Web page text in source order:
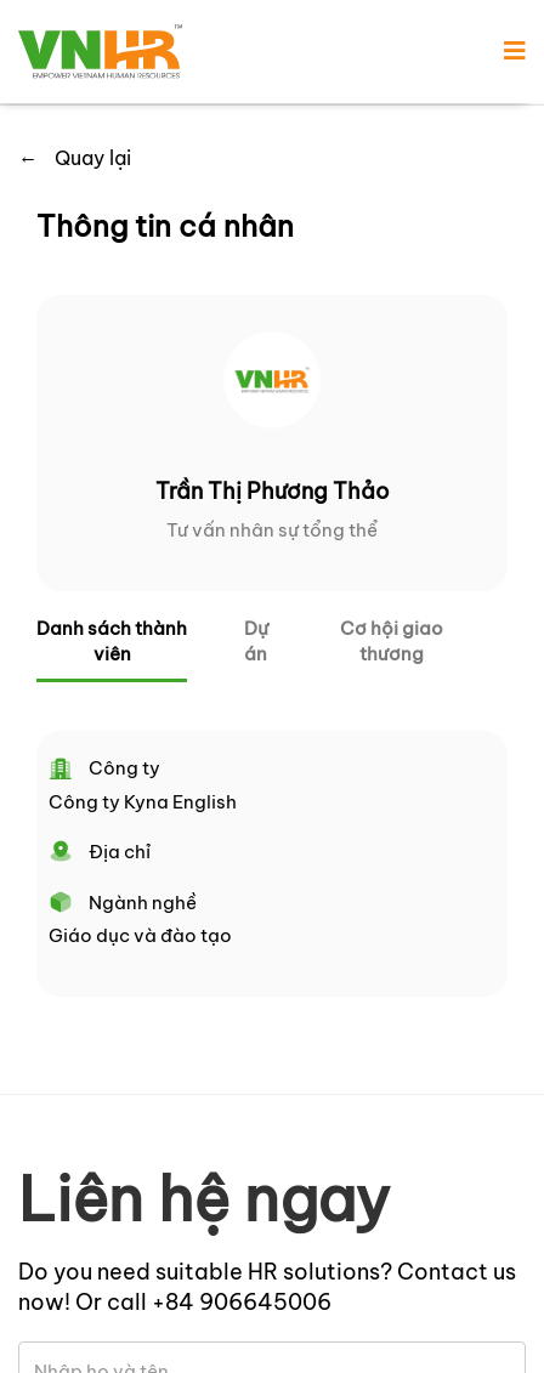
← Quay lại
Thông tin cá nhân
Trần Thị Phương Thảo
Tư vấn nhân sự tổng thể
Danh sách thành
viên
Dự
án
Cơ hội giao
thương
Công ty
Công ty Kyna English
Địa chỉ
Ngành nghề
Giáo dục và đào tạo
Liên hệ ngay
Do you need suitable HR solutions? Contact us
now! Or call +84 906645006